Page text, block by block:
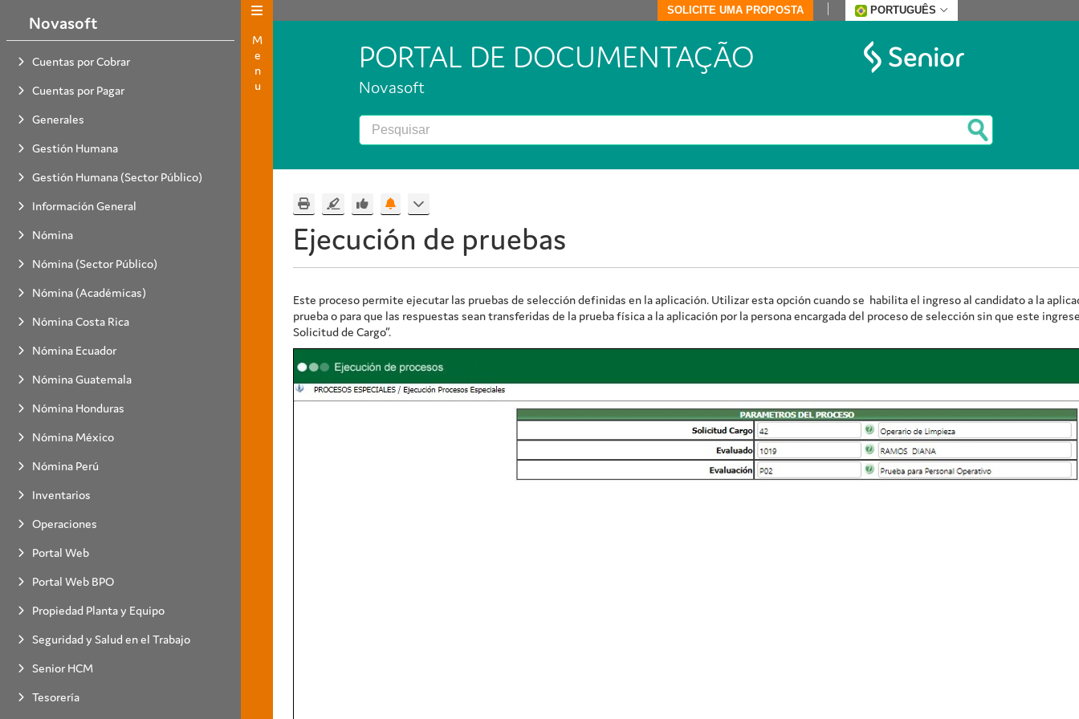
Novasoft
Cuentas por Cobrar
Cuentas por Pagar
Generales
Gestión Humana
Gestión Humana (Sector Público)
Información General
Nómina
Nómina (Sector Público)
Nómina (Académicas)
Nómina Costa Rica
Nómina Ecuador
Nómina Guatemala
Nómina Honduras
Nómina México
Nómina Perú
Inventarios
Operaciones
Portal Web
Portal Web BPO
Propiedad Planta y Equipo
Seguridad y Salud en el Trabajo
Senior HCM
Tesorería
Menu
SOLICITE UMA PROPOSTA PORTUGUÊS
PORTAL DE DOCUMENTAÇÃO
Novasoft
Ejecución de pruebas
Este proceso permite ejecutar las pruebas de selección definidas en la aplicación. Utilizar esta opción cuando se habilita el ingreso al candidato a la
prueba o para que las respuestas sean transferidas de la prueba física a la aplicación por la persona encargada del proceso de selección sin que este
Solicitud de Cargo”.